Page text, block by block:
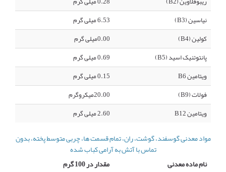
نیاسین (B3)
6.53 میلی گرم
کولین (B4)
0.00میلی گرم
پانتوتنیک اسید (B5)
0.69 میلی گرم
ویتامین B6
0.15 میلی گرم
فولات (B9)
20.00میکروگرم
ویتامین B12
2.60 میلی گرم
مواد معدنی گوسفند، گوشت، ران، تمام قسمت ها، چربی متوسط پخته، بدون
تماس با آتش به آرامی کباب شده
نام ماده معدنی
مقدار در 100 گرم